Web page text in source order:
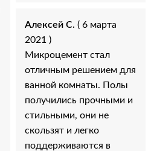
Алексей С. ( 6 марта
2021 )
Микроцемент стал
отличным решением для
ванной комнаты. Полы
получились прочными и
стильными, они не
скользят и легко
поддерживаются в